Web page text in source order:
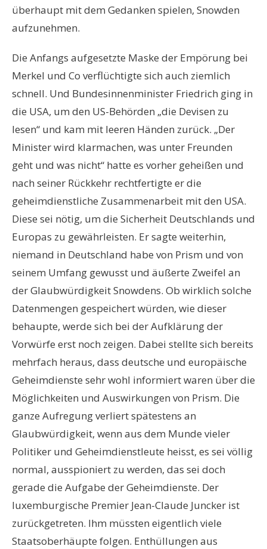
überhaupt mit dem Gedanken spielen, Snowden
aufzunehmen.
Die Anfangs aufgesetzte Maske der Empörung bei
Merkel und Co verflüchtigte sich auch ziemlich
schnell. Und Bundesinnenminister Friedrich ging in
die USA, um den US-Behörden „die Devisen zu
lesen“ und kam mit leeren Händen zurück. „Der
Minister wird klarmachen, was unter Freunden
geht und was nicht“ hatte es vorher geheißen und
nach seiner Rückkehr rechtfertigte er die
geheimdienstliche Zusammenarbeit mit den USA.
Diese sei nötig, um die Sicherheit Deutschlands und
Europas zu gewährleisten. Er sagte weiterhin,
niemand in Deutschland habe von Prism und von
seinem Umfang gewusst und äußerte Zweifel an
der Glaubwürdigkeit Snowdens. Ob wirklich solche
Datenmengen gespeichert würden, wie dieser
behaupte, werde sich bei der Aufklärung der
Vorwürfe erst noch zeigen. Dabei stellte sich bereits
mehrfach heraus, dass deutsche und europäische
Geheimdienste sehr wohl informiert waren über die
Möglichkeiten und Auswirkungen von Prism. Die
ganze Aufregung verliert spätestens an
Glaubwürdigkeit, wenn aus dem Munde vieler
Politiker und Geheimdienstleute heisst, es sei völlig
normal, ausspioniert zu werden, das sei doch
gerade die Aufgabe der Geheimdienste. Der
luxemburgische Premier Jean-Claude Juncker ist
zurückgetreten. Ihm müssten eigentlich viele
Staatsoberhäupte folgen. Enthüllungen aus